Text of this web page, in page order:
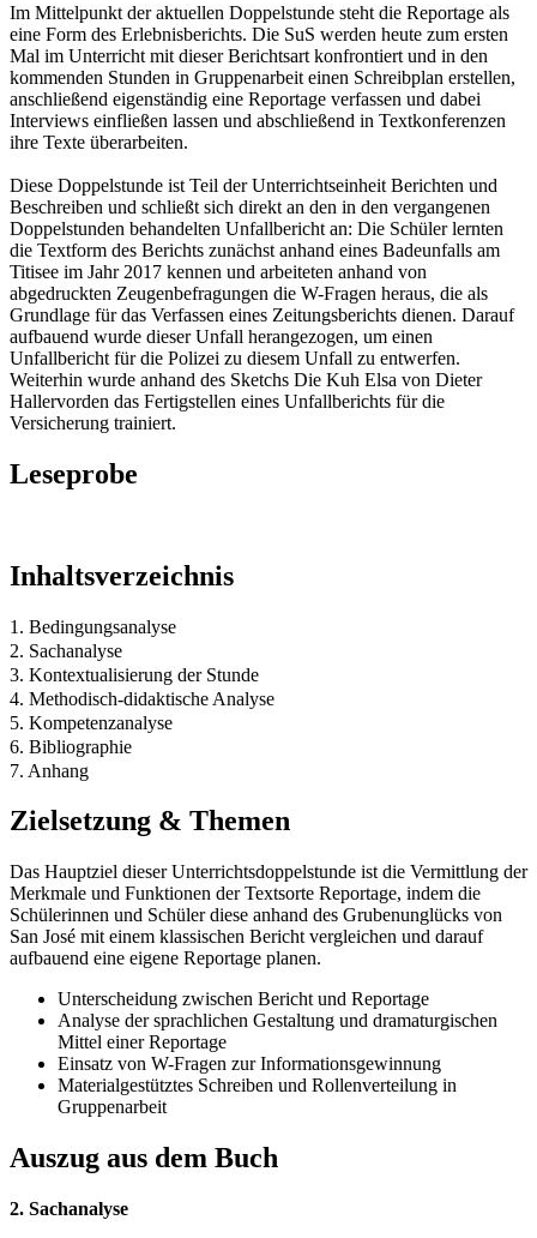
Im Mittelpunkt der aktuellen Doppelstunde steht die Reportage als
eine Form des Erlebnisberichts. Die SuS werden heute zum ersten
Mal im Unterricht mit dieser Berichtsart konfrontiert und in den
kommenden Stunden in Gruppenarbeit einen Schreibplan erstellen,
anschließend eigenständig eine Reportage verfassen und dabei
Interviews einfließen lassen und abschließend in Textkonferenzen
ihre Texte überarbeiten.
Diese Doppelstunde ist Teil der Unterrichtseinheit Berichten und
Beschreiben und schließt sich direkt an den in den vergangenen
Doppelstunden behandelten Unfallbericht an: Die Schüler lernten
die Textform des Berichts zunächst anhand eines Badeunfalls am
Titisee im Jahr 2017 kennen und arbeiteten anhand von
abgedruckten Zeugenbefragungen die W-Fragen heraus, die als
Grundlage für das Verfassen eines Zeitungsberichts dienen. Darauf
aufbauend wurde dieser Unfall herangezogen, um einen
Unfallbericht für die Polizei zu diesem Unfall zu entwerfen.
Weiterhin wurde anhand des Sketchs Die Kuh Elsa von Dieter
Hallervorden das Fertigstellen eines Unfallberichts für die
Versicherung trainiert.
Leseprobe
Inhaltsverzeichnis
1. Bedingungsanalyse
2. Sachanalyse
3. Kontextualisierung der Stunde
4. Methodisch-didaktische Analyse
5. Kompetenzanalyse
6. Bibliographie
7. Anhang
Zielsetzung & Themen
Das Hauptziel dieser Unterrichtsdoppelstunde ist die Vermittlung der
Merkmale und Funktionen der Textsorte Reportage, indem die
Schülerinnen und Schüler diese anhand des Grubenunglücks von
San José mit einem klassischen Bericht vergleichen und darauf
aufbauend eine eigene Reportage planen.
Unterscheidung zwischen Bericht und Reportage
Analyse der sprachlichen Gestaltung und dramaturgischen
Mittel einer Reportage
Einsatz von W-Fragen zur Informationsgewinnung
Materialgestütztes Schreiben und Rollenverteilung in
Gruppenarbeit
Auszug aus dem Buch
2. Sachanalyse